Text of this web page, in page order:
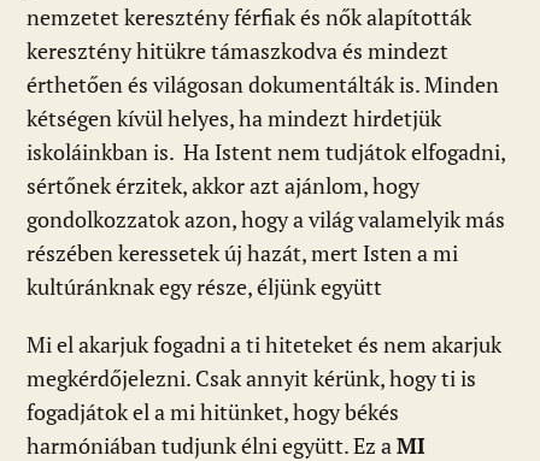
nemzetet keresztény férfiak és nők alapították
keresztény hitükre támaszkodva és mindezt
érthetően és világosan dokumentálták is. Minden
kétségen kívül helyes, ha mindezt hirdetjük
iskoláinkban is. Ha Istent nem tudjátok elfogadni,
sértőnek érzitek, akkor azt ajánlom, hogy
gondolkozzatok azon, hogy a világ valamelyik más
részében keressetek új hazát, mert Isten a mi
kultúránknak egy része, éljünk együtt
Mi el akarjuk fogadni a ti hiteteket és nem akarjuk
megkérdőjelezni. Csak annyit kérünk, hogy ti is
fogadjátok el a mi hitünket, hogy békés
harmóniában tudjunk élni együtt. Ez a MI